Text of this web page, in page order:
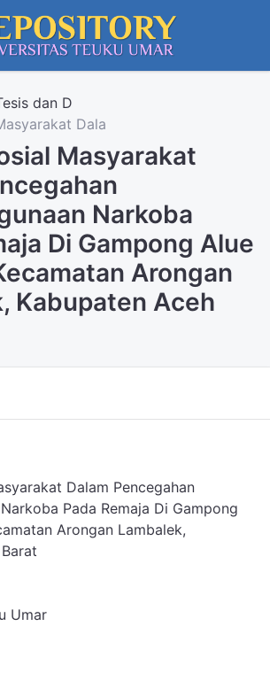
dan D
Dala
Masyarakat
Narkoba
Di Gampong Alue
Arongan
Kabupaten Aceh
Dalam Pencegahan
Pada Remaja Di Gampong
Arongan Lambalek,
Umar